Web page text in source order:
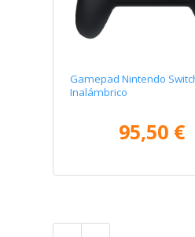
Gamepad Nintendo
Inalámbrico
95,50 €